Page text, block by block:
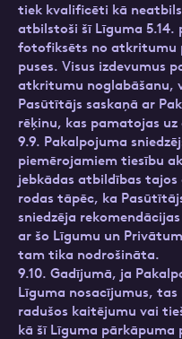
tiek kvalificēti kā
atbilstoši šī Līguma
fotofiksēts no atkritumu
puses. Visus izdevumus
atkritumu noglabāšanu,
Pasūtītājs saskaņā ar
rēķinu, kas pamatojas uz
9.9. Pakalpojuma
piemērojamiem tiesību
jebkādas atbildības
rodas tāpēc, ka
sniedzēja
ar šo Līgumu un
tam tika nodrošināta.
9.10. Gadījumā, ja
Līguma nosacījumus,
radušos kaitējumu vai
kā šī Līguma pārkāpuma